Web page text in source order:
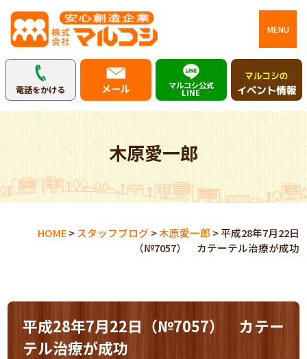
MENU
電話をかける メール マルコシ公式
LINE
木原愛一郎
HOME> スタッフブログ >木原愛一郎 >平成28年7月22日
（№7057） カテーテル治療が成功
平成28年7月22日（№7057） カテー
テル治療が成功